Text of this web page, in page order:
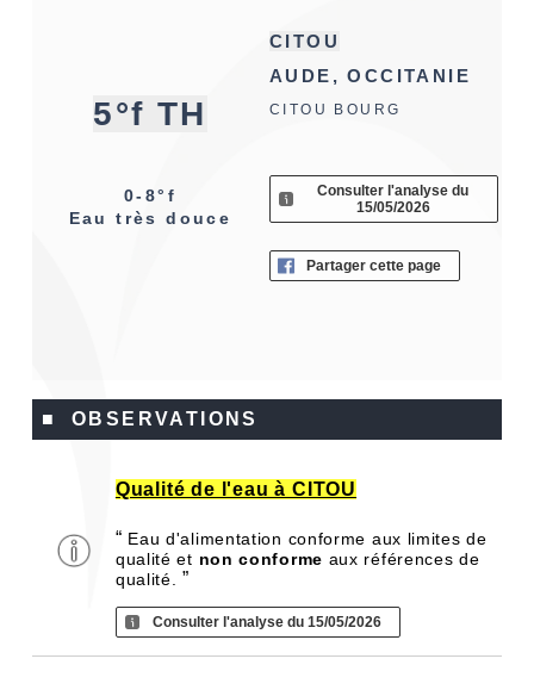
5°f TH
0-8°f
Eau très douce
CITOU
AUDE, OCCITANIE
CITOU BOURG
Consulter l'analyse du
15/05/2026
Partager cette page
■ OBSERVATIONS
Qualité de l'eau à CITOU
“ Eau d'alimentation conforme aux limites de
qualité et non conforme aux références de
qualité.”
Consulter l'analyse du 15/05/2026